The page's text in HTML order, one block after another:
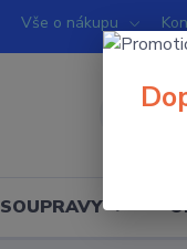
Vše o nákupu
SOUPRAVY